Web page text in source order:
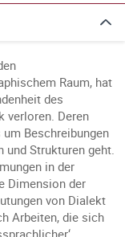
Raum, hat
des
verloren. Deren
Beschreibungen
und Strukturen geht.
in der
Dimension der
von Dialekt
Arbeiten, die sich